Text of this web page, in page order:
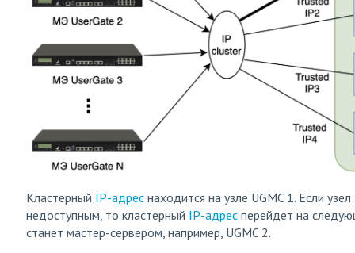
Кластерный IP-адрес находится на узле UGMC 1. Если
недоступным, то кластерный IP-адрес перейдет на
станет мастер-сервером, например, UGMC 2.